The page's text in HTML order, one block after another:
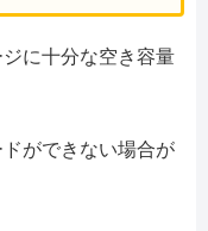
に十分な空き容量
ができない場合が